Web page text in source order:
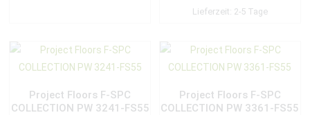
Lieferzeit: 2-5 Tage
Project Floors F-SPC
COLLECTION PW 3241-FS55
Project Floors F-SPC
COLLECTION PW 3361-FS55